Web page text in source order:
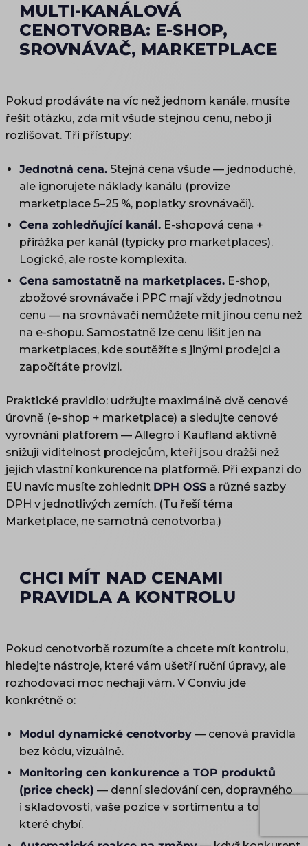
MULTI-KANÁLOVÁ
CENOTVORBA: E-SHOP,
SROVNÁVAČ, MARKETPLACE
Pokud prodáváte na víc než jednom kanále, musíte
řešit otázku, zda mít všude stejnou cenu, nebo ji
rozlišovat. Tři přístupy:
Jednotná cena. Stejná cena všude — jednoduché,
ale ignorujete náklady kanálu (provize
marketplace 5–25 %, poplatky srovnávači).
Cena zohledňující kanál. E-shopová cena +
přirážka per kanál (typicky pro marketplaces).
Logické, ale roste komplexita.
Cena samostatně na marketplaces. E-shop,
zbožové srovnávače i PPC mají vždy jednotnou
cenu — na srovnávači nemůžete mít jinou cenu než
na e-shopu. Samostatně lze cenu lišit jen na
marketplaces, kde soutěžíte s jinými prodejci a
započítáte provizi.
Praktické pravidlo: udržujte maximálně dvě cenové
úrovně (e-shop + marketplace) a sledujte cenové
vyrovnání platforem — Allegro i Kaufland aktivně
snižují viditelnost prodejcům, kteří jsou dražší než
jejich vlastní konkurence na platformě. Při expanzi do
EU navíc musíte zohlednit DPH OSS a různé sazby
DPH v jednotlivých zemích. (Tu řeší téma
Marketplace, ne samotná cenotvorba.)
CHCI MÍT NAD CENAMI
PRAVIDLA A KONTROLU
Pokud cenotvorbě rozumíte a chcete mít kontrolu,
hledejte nástroje, které vám ušetří ruční úpravy, ale
rozhodovací moc nechají vám. V Conviu jde
konkrétně o:
Modul dynamické cenotvorby — cenová pravidla
bez kódu, vizuálně.
Monitoring cen konkurence a TOP produktů
(price check) — denní sledování cen, dopravného
i skladovosti, vaše pozice v sortimentu a topovky,
které chybí.